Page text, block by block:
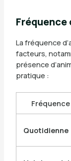
Fréquence
La fréquence
facteurs,
présence
pratique :
Fréquence
Quotidienne